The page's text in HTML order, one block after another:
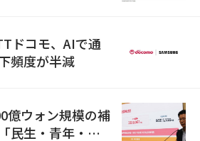
ドコモ、AIで通
頻度が半減
億ウォン規模の補
民生・青年・安